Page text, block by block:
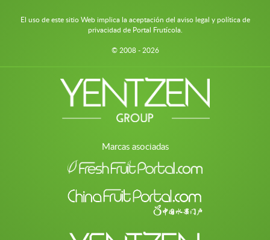
El uso de este sitio Web implica la aceptación del aviso legal y política de
privacidad de Portal Frutícola.
© 2008 - 2026
Marcas asociadas